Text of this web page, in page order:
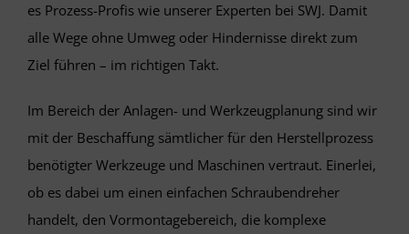
es Prozess-Profis wie unserer Experten bei SWJ. Damit
alle Wege ohne Umweg oder Hindernisse direkt zum
Ziel führen – im richtigen Takt.
Im Bereich der Anlagen- und Werkzeugplanung sind wir
mit der Beschaffung sämtlicher für den Herstellprozess
benötigter Werkzeuge und Maschinen vertraut. Einerlei,
ob es dabei um einen einfachen Schraubendreher
handelt, den Vormontagebereich, die komplexe